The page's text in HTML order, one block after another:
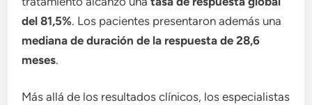
del 81,5%. Los pacientes presentaron además una
mediana de duración de la respuesta de 28,6
meses.
Más allá de los resultados clínicos, los especialistas